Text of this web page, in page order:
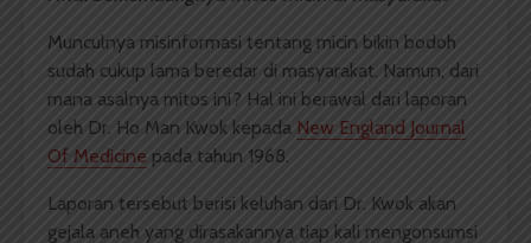
Munculnya misinformasi tentang micin bikin bodoh
sudah cukup lama beredar di masyarakat. Namun, dari
mana asalnya mitos ini? Hal ini berawal dari laporan
oleh Dr. Ho Man Kwok kepada New England Journal
Of Medicine pada tahun 1968.
Laporan tersebut berisi keluhan dari Dr. Kwok akan
gejala aneh yang dirasakannya tiap kali mengonsumsi